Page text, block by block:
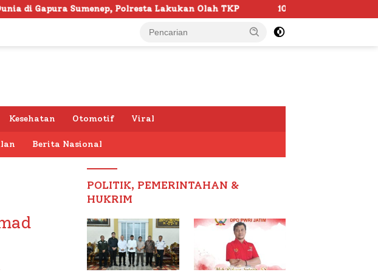
Lakukan Olah TKP 103 Kafilah Siap Ramaikan MTQ KORPRI VIII
Kesehatan Otomotif Viral
Berita Nasional
POLITIK, PEMERINTAHAN &
HUKRIM